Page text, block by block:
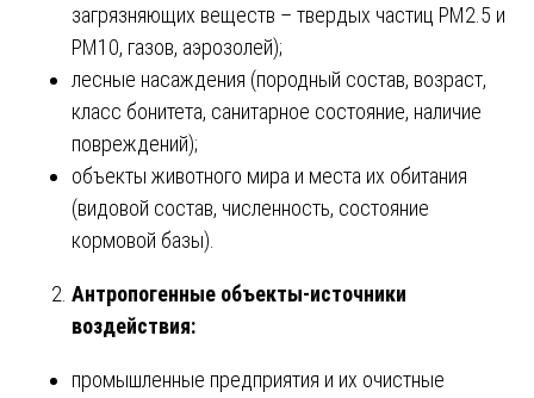
загрязняющих веществ – твердых частиц PM2.5 и
PM10, газов, аэрозолей);
лесные насаждения (породный состав, возраст,
класс бонитета, санитарное состояние, наличие
повреждений);
объекты животного мира и места их обитания
(видовой состав, численность, состояние
кормовой базы).
Антропогенные объекты-источники
воздействия:
промышленные предприятия и их очистные